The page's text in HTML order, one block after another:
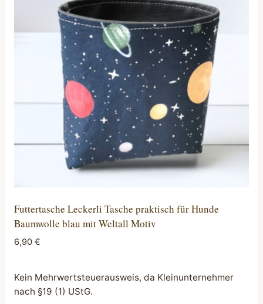
Futtertasche Leckerli Tasche praktisch für Hunde
Baumwolle blau mit Weltall Motiv
6,90 €
Kein Mehrwertsteuerausweis, da Kleinunternehmer
nach §19 (1) UStG.